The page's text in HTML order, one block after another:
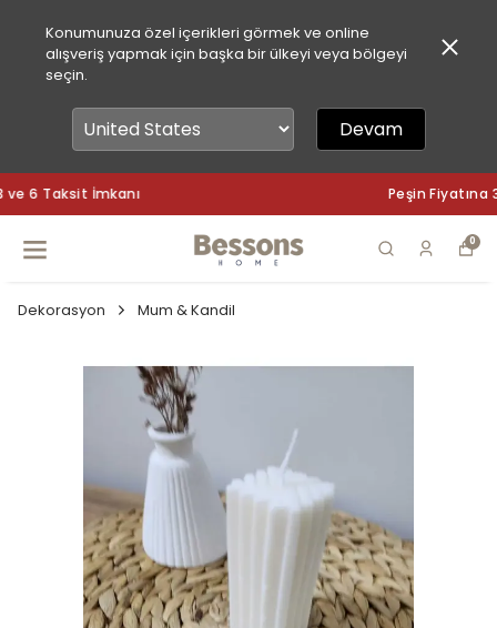
Konumunuza özel içerikleri görmek ve online
alışveriş yapmak için başka bir ülkeyi veya bölgeyi
seçin.
Devam
Peşin Fiyatına 3 ve 6 Taksit İmkanı
0
Dekorasyon Mum & Kandil